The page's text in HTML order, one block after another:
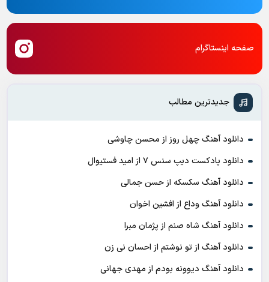
صفحه اینستاگرام
جدیدترین مطالب
دانلود آهنگ چهل روز از محسن چاوشی
دانلود پادکست ديپ سنس ۷ از اميد فستيوال
دانلود آهنگ سکسکه از حسن جمالی
دانلود آهنگ وداع از افشين اخوان
دانلود آهنگ شاه صنم از پژمان مبرا
دانلود آهنگ از تو نوشتم از احسان نی زن
دانلود آهنگ دیوونه بودم از مهدی جهانی